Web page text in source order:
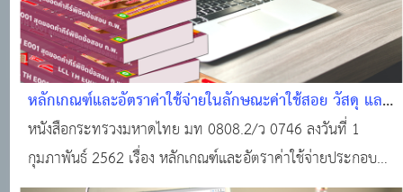
หลักเกณฑ์และอัตราค่าใช้จ่ายในลักษณะค่าใช้สอย วัสดุ และ
ค่าสาธารณูปโภค
หนังสือกระทรวงมหาดไทย มท 0808.2/ว 0746 ลงวันที่ 1
กุมภาพันธ์ 2562 เรื่อง หลักเกณฑ์และอัตราค่าใช้จ่ายประกอบ